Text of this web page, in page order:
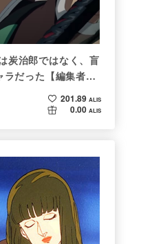
炭治郎ではなく、盲
だった【編集者の
201.89 ALIS
0.00 ALIS